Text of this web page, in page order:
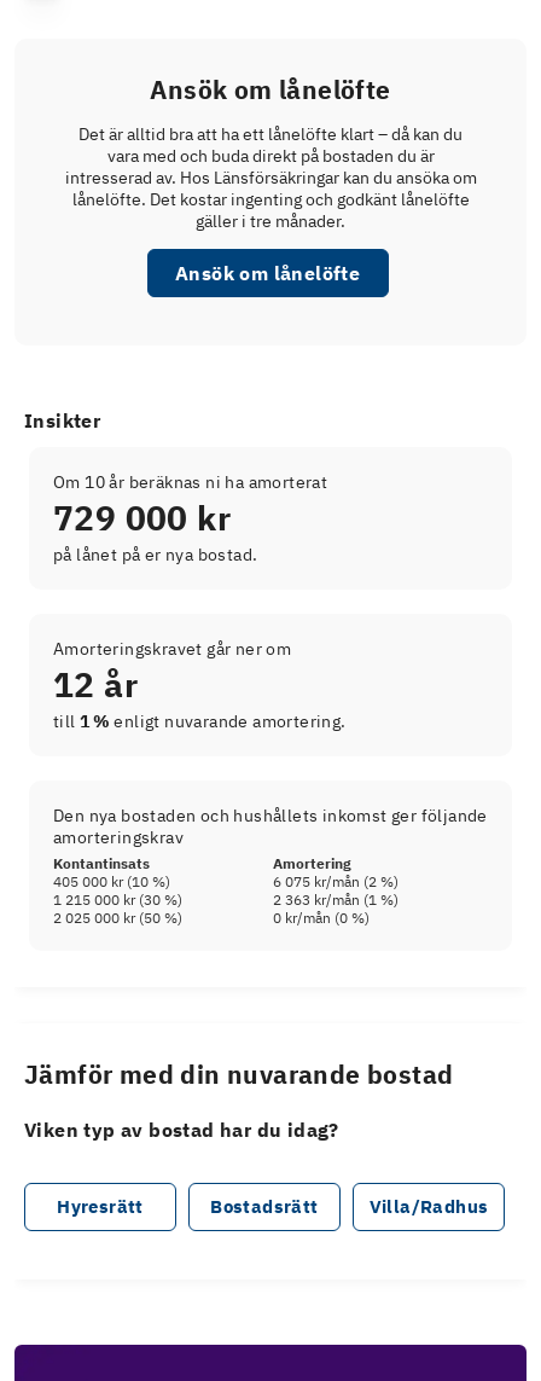
Ansök om lånelöfte
Det är alltid bra att ha ett lånelöfte klart – då kan du
vara med och buda direkt på bostaden du är
intresserad av. Hos Länsförsäkringar kan du ansöka om
lånelöfte. Det kostar ingenting och godkänt lånelöfte
gäller i tre månader.
Ansök om lånelöfte
Insikter
Om 10 år beräknas ni ha amorterat
729 000 kr
på lånet på er nya bostad.
Amorteringskravet går ner om
12 år
till 1 % enligt nuvarande amortering.
Den nya bostaden och hushållets inkomst ger följande
amorteringskrav
Kontantinsats
Amortering
405 000 kr(10 %) 6 075 kr/mån (2 %)
1 215 000 kr(30 %) 2 363 kr/mån (1 %)
2 025 000 kr(50 %) 0 kr/mån (0 %)
Jämför med din nuvarande bostad
Viken typ av bostad har du idag?
Hyresrätt Bostadsrätt Villa/Radhus